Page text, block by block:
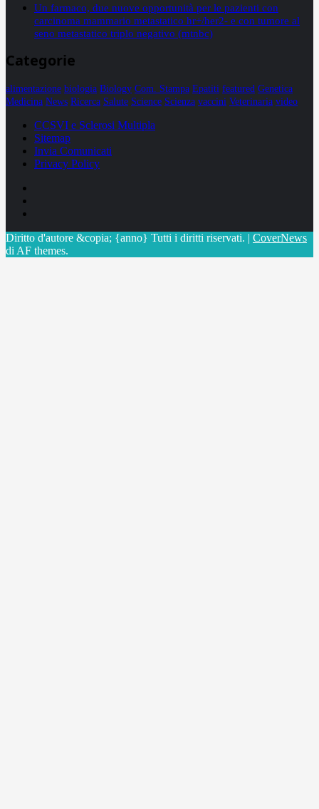
Un farmaco, due nuove opportunità per le pazienti con
carcinoma mammario metastatico hr+/her2- e con tumore al
seno metastatico triplo negativo (mtnbc)
Categorie
alimentazione biologia Biology Com. Stampa Epatiti featured Genetica
Medicina News Ricerca Salute Science Scienza vaccini Veterinaria video
CCSVI e Sclerosi Multipla
Sitemap
Invia Comunicati
Privacy Policy
Diritto d'autore &copia; {anno} Tutti i diritti riservati. | CoverNews
di AF themes.